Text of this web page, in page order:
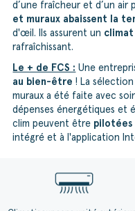
d’une fraîcheur et d’un air
et muraux abaissent la
d'œil. Ils assurent un climat
rafraîchissant.
Le + de FCS : Une
au bien-être ! La
muraux a été faite avec
dépenses énergétiques et
clim peuvent être pilotées
intégré et à l'application